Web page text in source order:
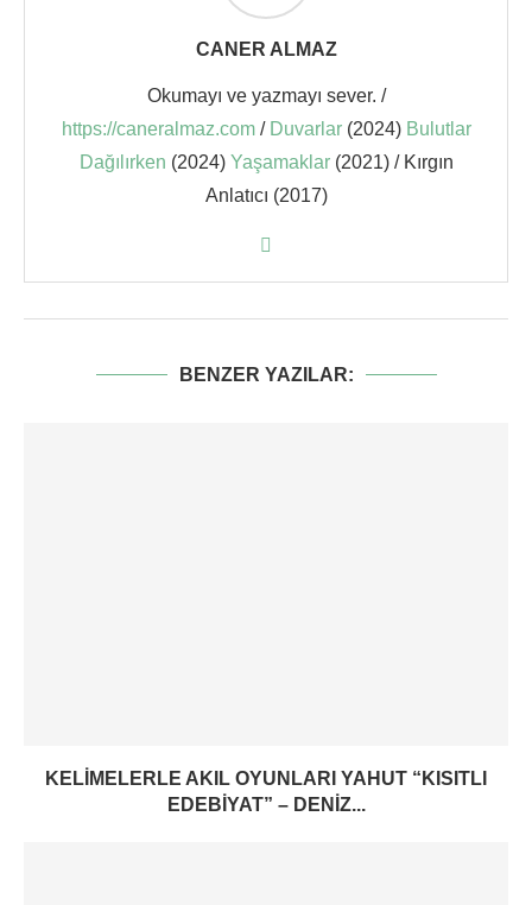
CANER ALMAZ
Okumayı ve yazmayı sever. /
https://caneralmaz.com/ Duvarlar (2024) Bulutlar
Dağılırken (2024) Yaşamaklar(2021) / Kırgın
Anlatıcı (2017)
BENZER YAZILAR:
KELIMELERLE AKIL OYUNLARI YAHUT “KISITLI
EDEBIYAT” – DENIZ...